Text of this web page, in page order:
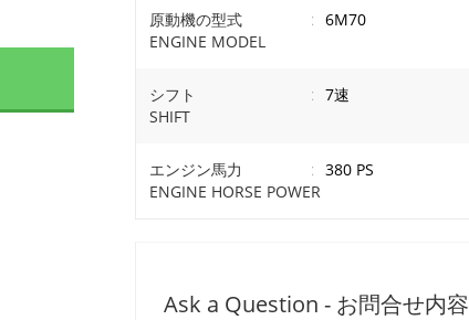
原動機の型式
ENGINE MODEL
: 6M70
シフト
SHIFT
: 7速
エンジン馬力
ENGINE HORSE POWER
: 380 PS
Ask a Question - お問合せ内容